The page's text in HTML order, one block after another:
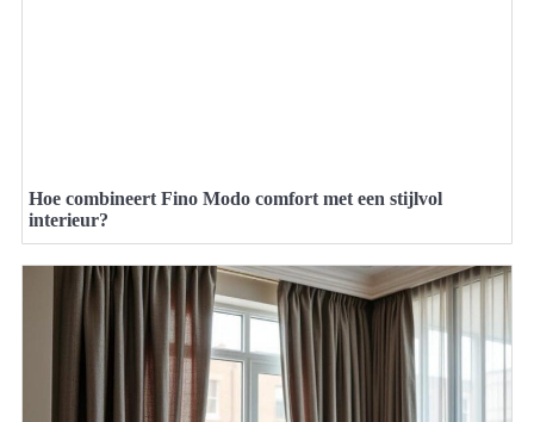
Hoe combineert Fino Modo comfort met een stijlvol
interieur?